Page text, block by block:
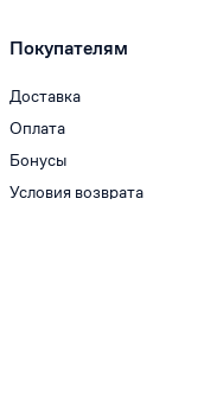
Покупателям
Доставка
Оплата
Бонусы
Условия возврата